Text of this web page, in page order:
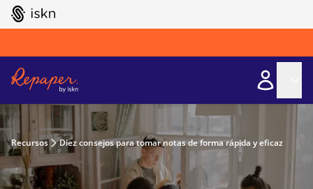
GO TO ISKN HOME
Recursos Diez consejos para tomar notas de forma rápida y eficaz